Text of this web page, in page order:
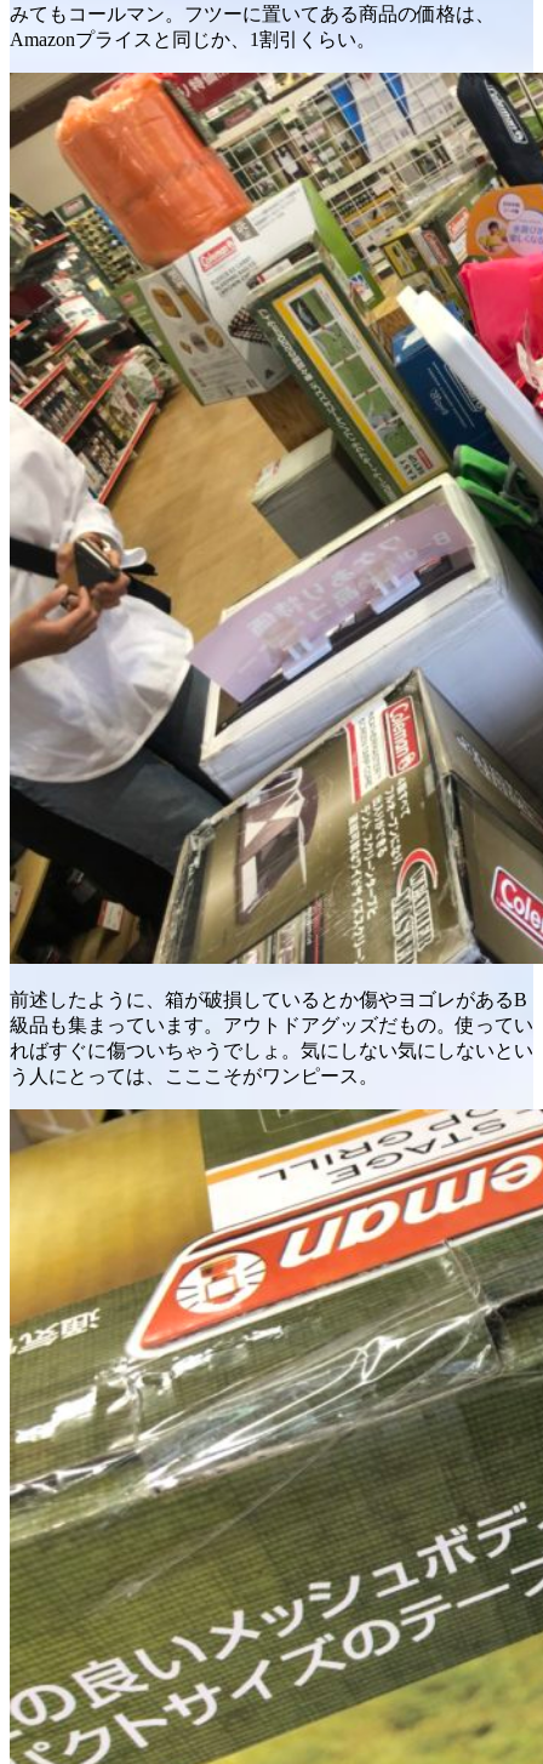
みてもコールマン。フツーに置いてある商品の価格は、
Amazonプライスと同じか、1割引くらい。
前述したように、箱が破損しているとか傷やヨゴレがあるB
級品も集まっています。アウトドアグッズだもの。使ってい
ればすぐに傷ついちゃうでしょ。気にしない気にしないとい
う人にとっては、こここそがワンピース。